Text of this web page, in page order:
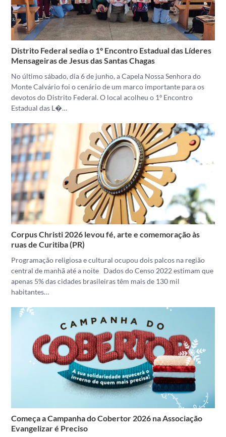
Distrito Federal sedia o 1º Encontro Estadual das Líderes
Mensageiras de Jesus das Santas Chagas
No último sábado, dia 6 de junho, a Capela Nossa Senhora do
Monte Calvário foi o cenário de um marco importante para os
devotos do Distrito Federal. O local acolheu o 1º Encontro
Estadual das L�…
Corpus Christi 2026 levou fé, arte e comemoração às
ruas de Curitiba (PR)
Programação religiosa e cultural ocupou dois palcos na região
central de manhã até a noite Dados do Censo 2022 estimam que
apenas 5% das cidades brasileiras têm mais de 130 mil
habitantes…
Começa a Campanha do Cobertor 2026 na Associação
Evangelizar é Preciso